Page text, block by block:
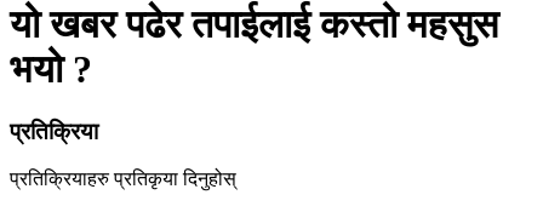
यो खबर पढेर तपाईलाई कस्तो महसुस
भयो ?
प्रतिक्रिया
प्रतिक्रियाहरुप्रतिकृया दिनुहोस्